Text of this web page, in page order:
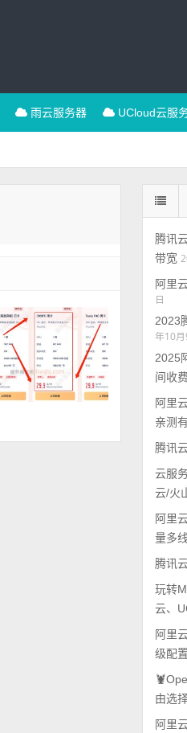
雨云服务器 UCloud云服
腾讯
带宽
阿里
日
2023
年10月
2025
间收
阿里
亲测
腾讯
云服
云/火
阿里
量多
腾讯
玩转
云、
阿里
级配
由选
阿里